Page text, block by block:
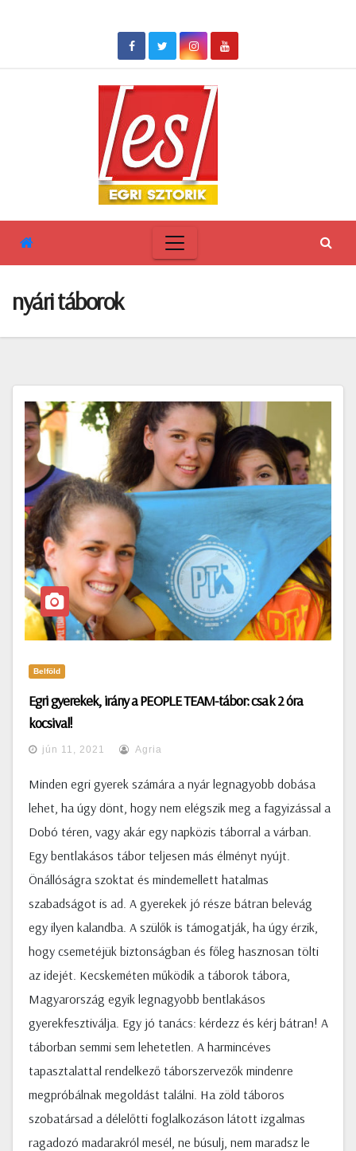
nyári táborok
Belföld
Egri gyerekek, irány a PEOPLE TEAM-tábor: csak 2 óra
kocsival!
jún 11, 2021 Agria
Minden egri gyerek számára a nyár legnagyobb dobása
lehet, ha úgy dönt, hogy nem elégszik meg a fagyizással a
Dobó téren, vagy akár egy napközis táborral a várban.
Egy bentlakásos tábor teljesen más élményt nyújt.
Önállóságra szoktat és mindemellett hatalmas
szabadságot is ad. A gyerekek jó része bátran belevág
egy ilyen kalandba. A szülők is támogatják, ha úgy érzik,
hogy csemetéjük biztonságban és főleg hasznosan tölti
az idejét. Kecskeméten működik a táborok tábora,
Magyarország egyik legnagyobb bentlakásos
gyerekfesztiválja. Egy jó tanács: kérdezz és kérj bátran! A
táborban semmi sem lehetetlen. A harmincéves
tapasztalattal rendelkező táborszervezők mindenre
megpróbálnak megoldást találni. Ha zöld táboros
szobatársad a délelőtti foglalkozáson látott izgalmas
ragadozó madarakról mesél, ne búsulj, nem maradsz le